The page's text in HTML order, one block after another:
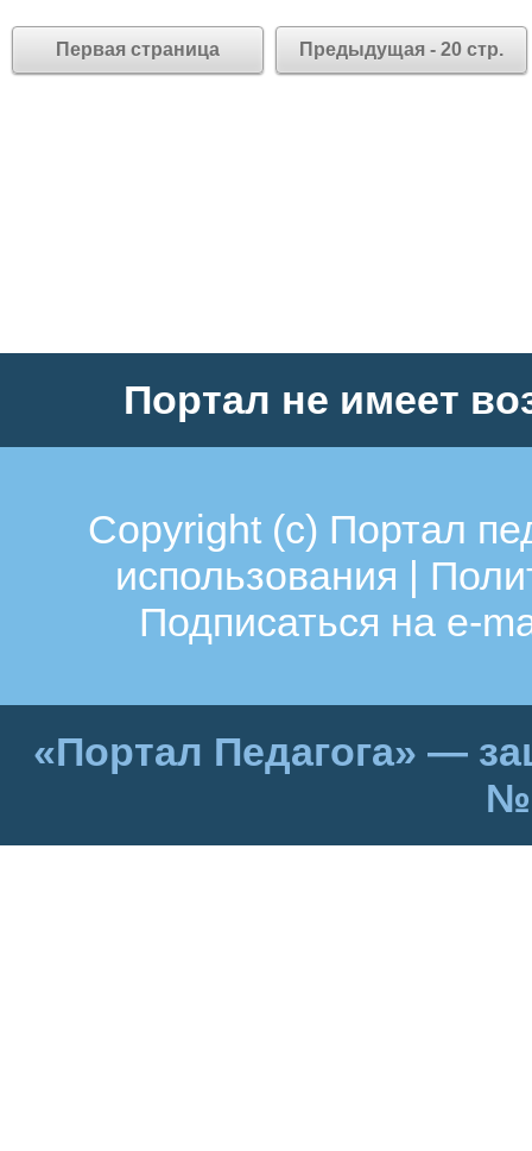
Первая страница Предыдущая - 20 стр.
Портал не имеет
Copyright (c) Портал
использования |
Подписаться на e-
«Портал Педагога» —